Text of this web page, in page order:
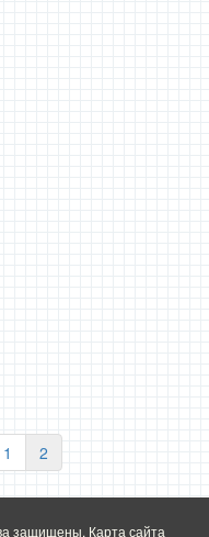
1 2
защищены. Карта сайта